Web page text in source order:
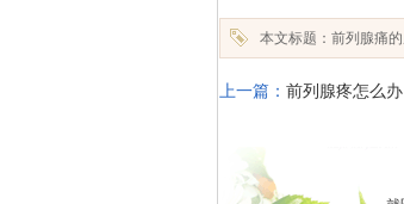
本文标题：前列腺痛
上一篇： 前列腺疼怎么办